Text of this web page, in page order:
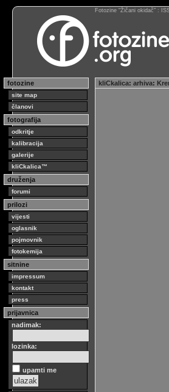
Fotozine “Žičani okidač” :
fotozine
site map
članovi
fotografija
odkritje
kalibracija
galerije
kliCkalica™
druženja
forumi
prilozi
vijesti
oglasnik
pojmovnik
fotokemija
sitnine
impressum
kontakt
press
prijavnica
nadimak:
lozinka:
upamti me
kliCkalica: arhiva: